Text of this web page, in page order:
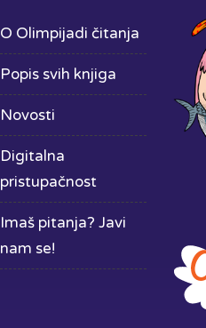
O Olimpijadi čitanja
Popis svih knjiga
Novosti
Digitalna
pristupačnost
Imaš pitanja? Javi
nam se!